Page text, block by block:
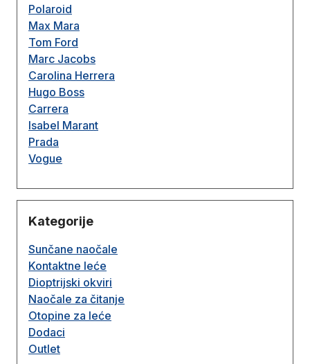
Polaroid
Max Mara
Tom Ford
Marc Jacobs
Carolina Herrera
Hugo Boss
Carrera
Isabel Marant
Prada
Vogue
Kategorije
Sunčane naočale
Kontaktne leće
Dioptrijski okviri
Naočale za čitanje
Otopine za leće
Dodaci
Outlet